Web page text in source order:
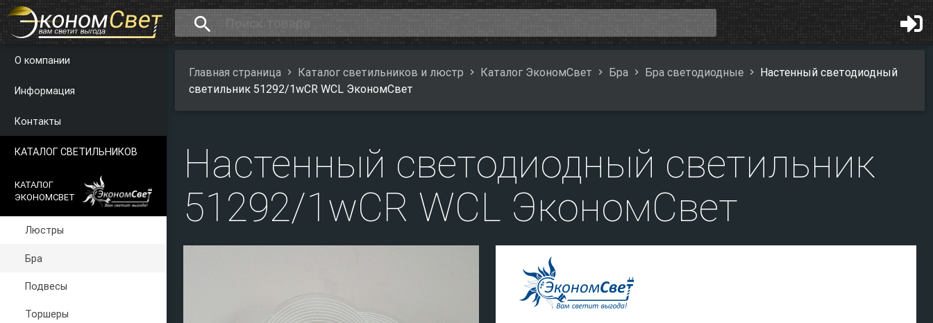
search
О компании
Информация
Контакты
КАТАЛОГ СВЕТИЛЬНИКОВ
КАТАЛОГ
ЭКОНОМСВЕТ
Люстры
Бра
Подвесы
Торшеры
Главная страница Каталог светильников и люстр Каталог ЭкономСвет Бра Бра светодиодные
Настенный светодиодный
светильник 51292/1wCR WCL ЭкономСвет
Настенный светодиодный светильник
51292/1wCR WCL ЭкономСвет